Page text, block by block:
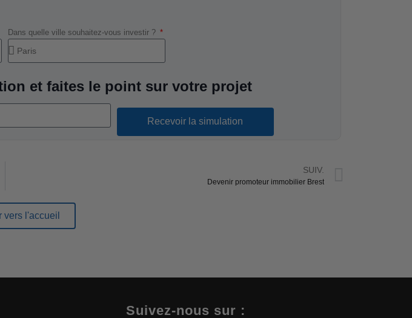
Dans quelle ville souhaitez-vous investir ?
et faites le point sur votre projet
Recevoir la simulation
SUIV.
Devenir promoteur immobilier Brest
vers l'accueil
Suivez-nous sur :